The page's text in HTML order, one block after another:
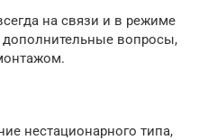
на связи и в режиме
вопросы,
нестационарного типа,